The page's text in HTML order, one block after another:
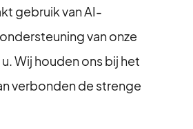
gebruik van AI-
van onze
Wij houden ons bij het
verbonden de strenge